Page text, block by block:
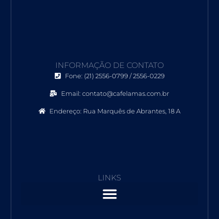
k
a
m
INFORMAÇÃO DE CONTATO
Fone: (21) 2556-0799 / 2556-0229
Email: contato@cafelamas.com.br
Endereço: Rua Marquês de Abrantes, 18 A
LINKS